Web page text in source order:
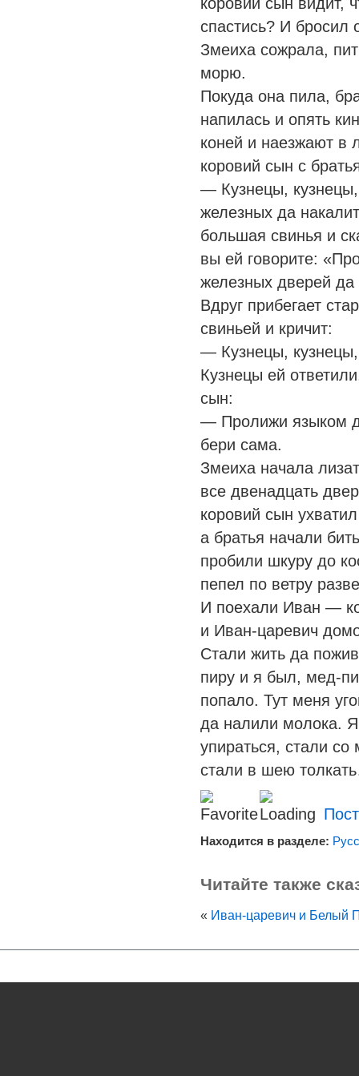
спастись? И бросил
Змеиха сожрала,
морю.
Покуда она пила,
напилась и опять
коней и наезжают в
коровий сын с
— Кузнецы, кузнецы,
железных да
большая свинья и
вы ей говорите:
железных дверей
Вдруг прибегает
свиньей и кричит:
— Кузнецы,
Кузнецы ей
сын:
— Пролижи языком
бери сама.
Змеиха начала
все двенадцать
коровий сын
а братья начали
пробили шкуру до
пепел по ветру
И поехали Иван —
и Иван-царевич
Стали жить да
пиру и я был, мед-
попало. Тут меня
да налили молока.
упираться, стали
стали в шею
Находится в разделе:
Читайте также
« Иван-царевич и Белый